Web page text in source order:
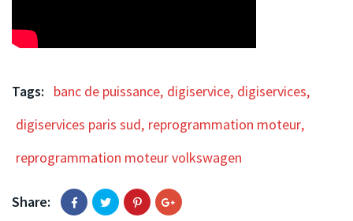
Tags: banc de puissance, digiservice, digiservices,
digiservices paris sud, reprogrammation moteur,
reprogrammation moteur volkswagen
Share: